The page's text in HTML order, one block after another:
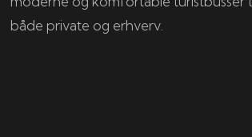
både private og erhverv.